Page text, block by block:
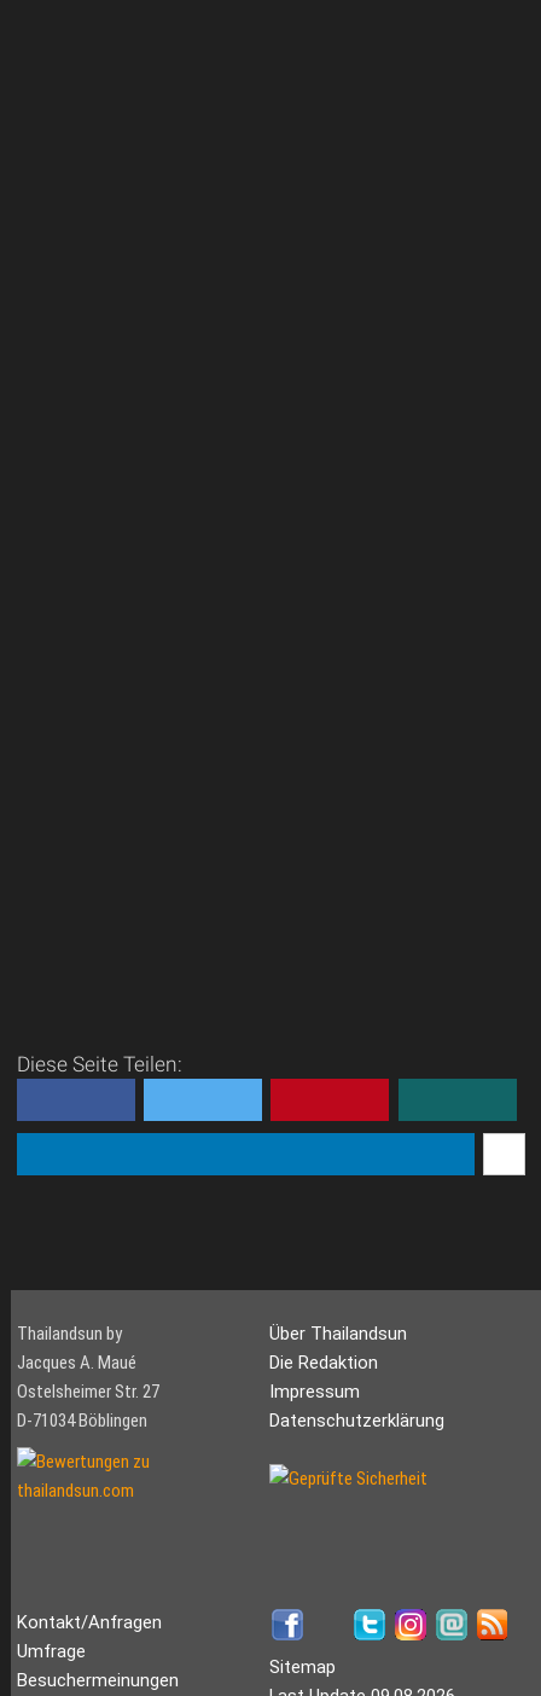
Diese Seite Teilen:
Thailandsun by
Jacques A. Maué
Ostelsheimer Str. 27
D-71034 Böblingen
Über Thailandsun
Die Redaktion
Impressum
Datenschutzerklärung
Kontakt/Anfragen
Umfrage
Besuchermeinungen
Sitemap